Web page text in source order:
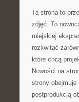
Ta strona to
zdjęć. To
miejskiej
rozkwitać
które chcą
Nowości na
strony
postprodukcją